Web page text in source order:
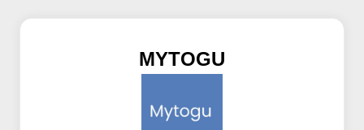
MYTOGU